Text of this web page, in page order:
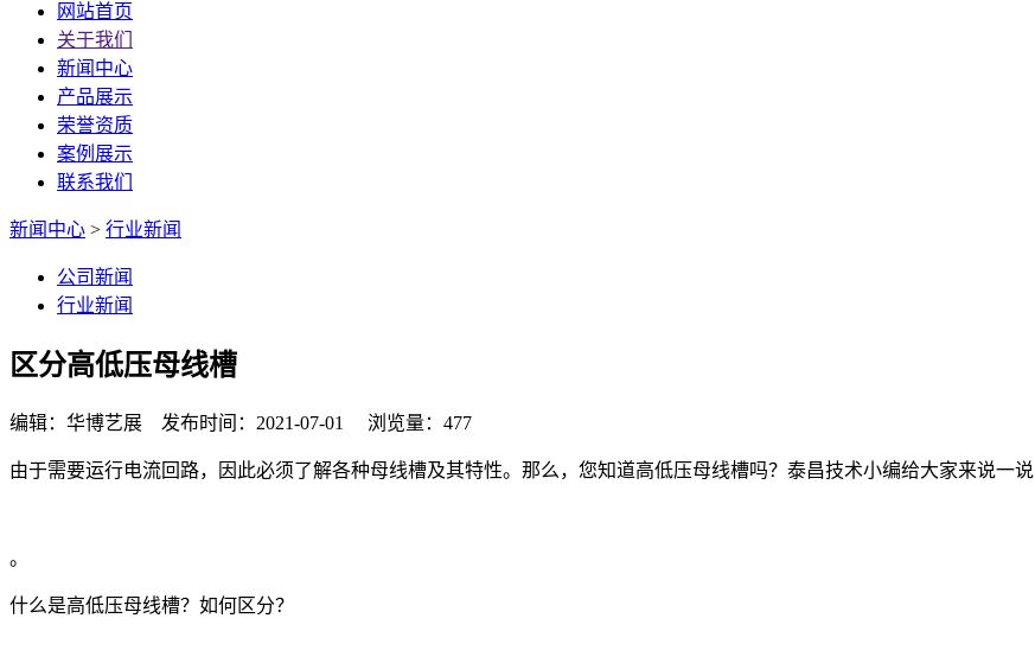
网站首页
关于我们
新闻中心
产品展示
荣誉资质
案例展示
联系我们
新闻中心 > 行业新闻
公司新闻
行业新闻
区分高低压母线槽
编辑：华博艺展 发布时间：2021-07-01 浏览量：477
由于需要运行电流回路，因此必须了解各种母线槽及其特性。那么，您知道高低压母线槽吗？泰昌技术小编给大家来说一说
。
什么是高低压母线槽？如何区分？